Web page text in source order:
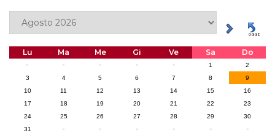
Lu Ma Me Gi Ve Sa
Do
-
- - - - 1
2
3
4 5 6 7 8
9
10
11 12 13 14 15
16
17
18 19 20 21 22
23
24
25 26 27 28 29
30
31
- - - - - -